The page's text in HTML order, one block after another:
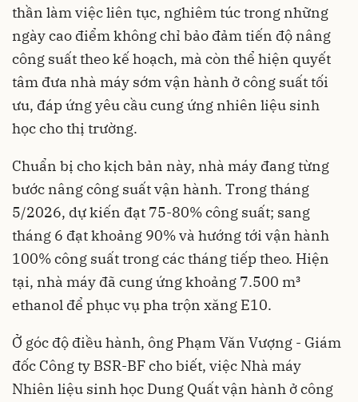
thần làm việc liên tục, nghiêm túc trong những
ngày cao điểm không chỉ bảo đảm tiến độ nâng
công suất theo kế hoạch, mà còn thể hiện quyết
tâm đưa nhà máy sớm vận hành ở công suất tối
ưu, đáp ứng yêu cầu cung ứng nhiên liệu sinh
học cho thị trường.
Chuẩn bị cho kịch bản này, nhà máy đang từng
bước nâng công suất vận hành. Trong tháng
5/2026, dự kiến đạt 75-80% công suất; sang
tháng 6 đạt khoảng 90% và hướng tới vận hành
100% công suất trong các tháng tiếp theo. Hiện
tại, nhà máy đã cung ứng khoảng 7.500 m³
ethanol để phục vụ pha trộn xăng E10.
Ở góc độ điều hành, ông Phạm Văn Vượng - Giám
đốc Công ty BSR-BF cho biết, việc Nhà máy
Nhiên liệu sinh học Dung Quất vận hành ở công